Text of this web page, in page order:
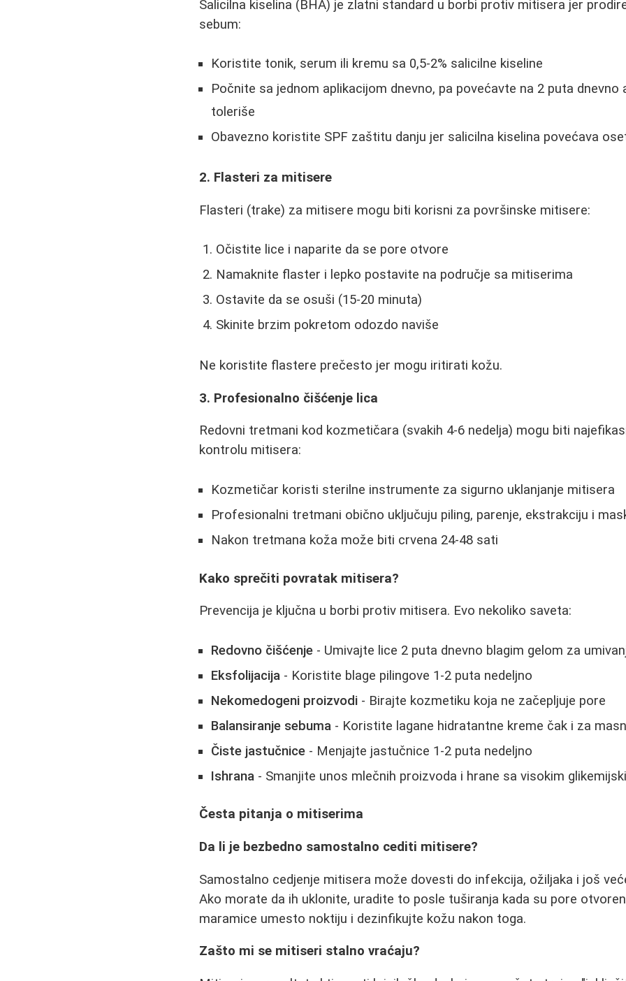
Salicilna kiselina (BHA) je zlatni standard u borbi protiv mitisera jer
sebum:
Koristite tonik, serum ili kremu sa 0,5-2% salicilne kiseline
Počnite sa jednom aplikacijom dnevno, pa povećavte na 2 puta dnevno
toleriše
Obavezno koristite SPF zaštitu danju jer salicilna kiselina povećava
2. Flasteri za mitisere
Flasteri (trake) za mitisere mogu biti korisni za površinske mitisere:
Očistite lice i naparite da se pore otvore
Namaknite flaster i lepko postavite na područje sa mitiserima
Ostavite da se osuši (15-20 minuta)
Skinite brzim pokretom odozdo naviše
Ne koristite flastere prečesto jer mogu iritirati kožu.
3. Profesionalno čišćenje lica
Redovni tretmani kod kozmetičara (svakih 4-6 nedelja) mogu biti
kontrolu mitisera:
Kozmetičar koristi sterilne instrumente za sigurno uklanjanje mitisera
Profesionalni tretmani obično uključuju piling, parenje, ekstrakciju i
Nakon tretmana koža može biti crvena 24-48 sati
Kako sprečiti povratak mitisera?
Prevencija je ključna u borbi protiv mitisera. Evo nekoliko saveta:
Redovno čišćenje - Umivajte lice 2 puta dnevno blagim gelom za
Eksfolijacija - Koristite blage pilingove 1-2 puta nedeljno
Nekomedogeni proizvodi - Birajte kozmetiku koja ne začepljuje pore
Balansiranje sebuma - Koristite lagane hidratantne kreme čak i za
Čiste jastučnice - Menjajte jastučnice 1-2 puta nedeljno
Ishrana - Smanjite unos mlečnih proizvoda i hrane sa visokim
Česta pitanja o mitiserima
Da li je bezbedno samostalno cediti mitisere?
Samostalno cedjenje mitisera može dovesti do infekcija, ožiljaka i još
Ako morate da ih uklonite, uradite to posle tuširanja kada su pore
maramice umesto noktiju i dezinfikujte kožu nakon toga.
Zašto mi se mitiseri stalno vraćaju?